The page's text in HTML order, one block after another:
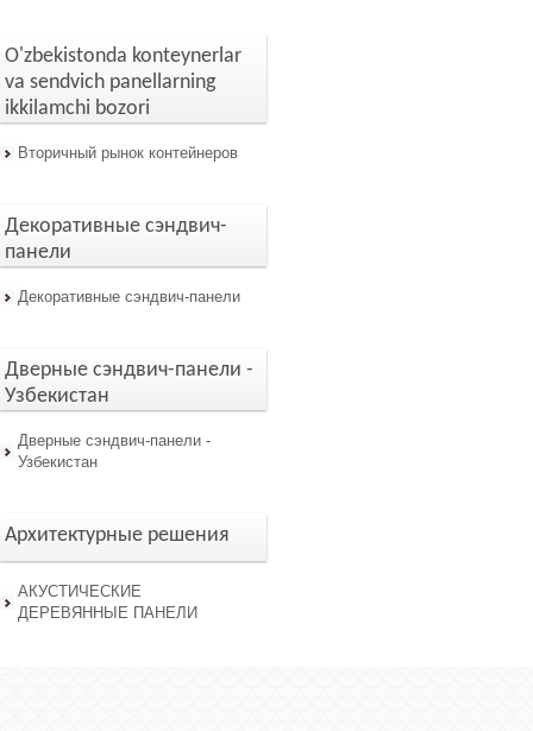
O'zbekistonda konteynerlar
va sendvich panellarning
ikkilamchi bozori
Вторичный рынок контейнеров
Декоративные сэндвич-
панели
Декоративные сэндвич-панели
Дверные сэндвич-панели -
Узбекистан
Дверные сэндвич-панели -
Узбекистан
Архитектурные решения
АКУСТИЧЕСКИЕ
ДЕРЕВЯННЫЕ ПАНЕЛИ